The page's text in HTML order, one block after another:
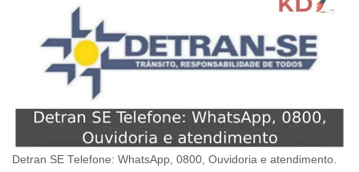
Detran SE Telefone: WhatsApp, 0800, Ouvidoria e atendimento.